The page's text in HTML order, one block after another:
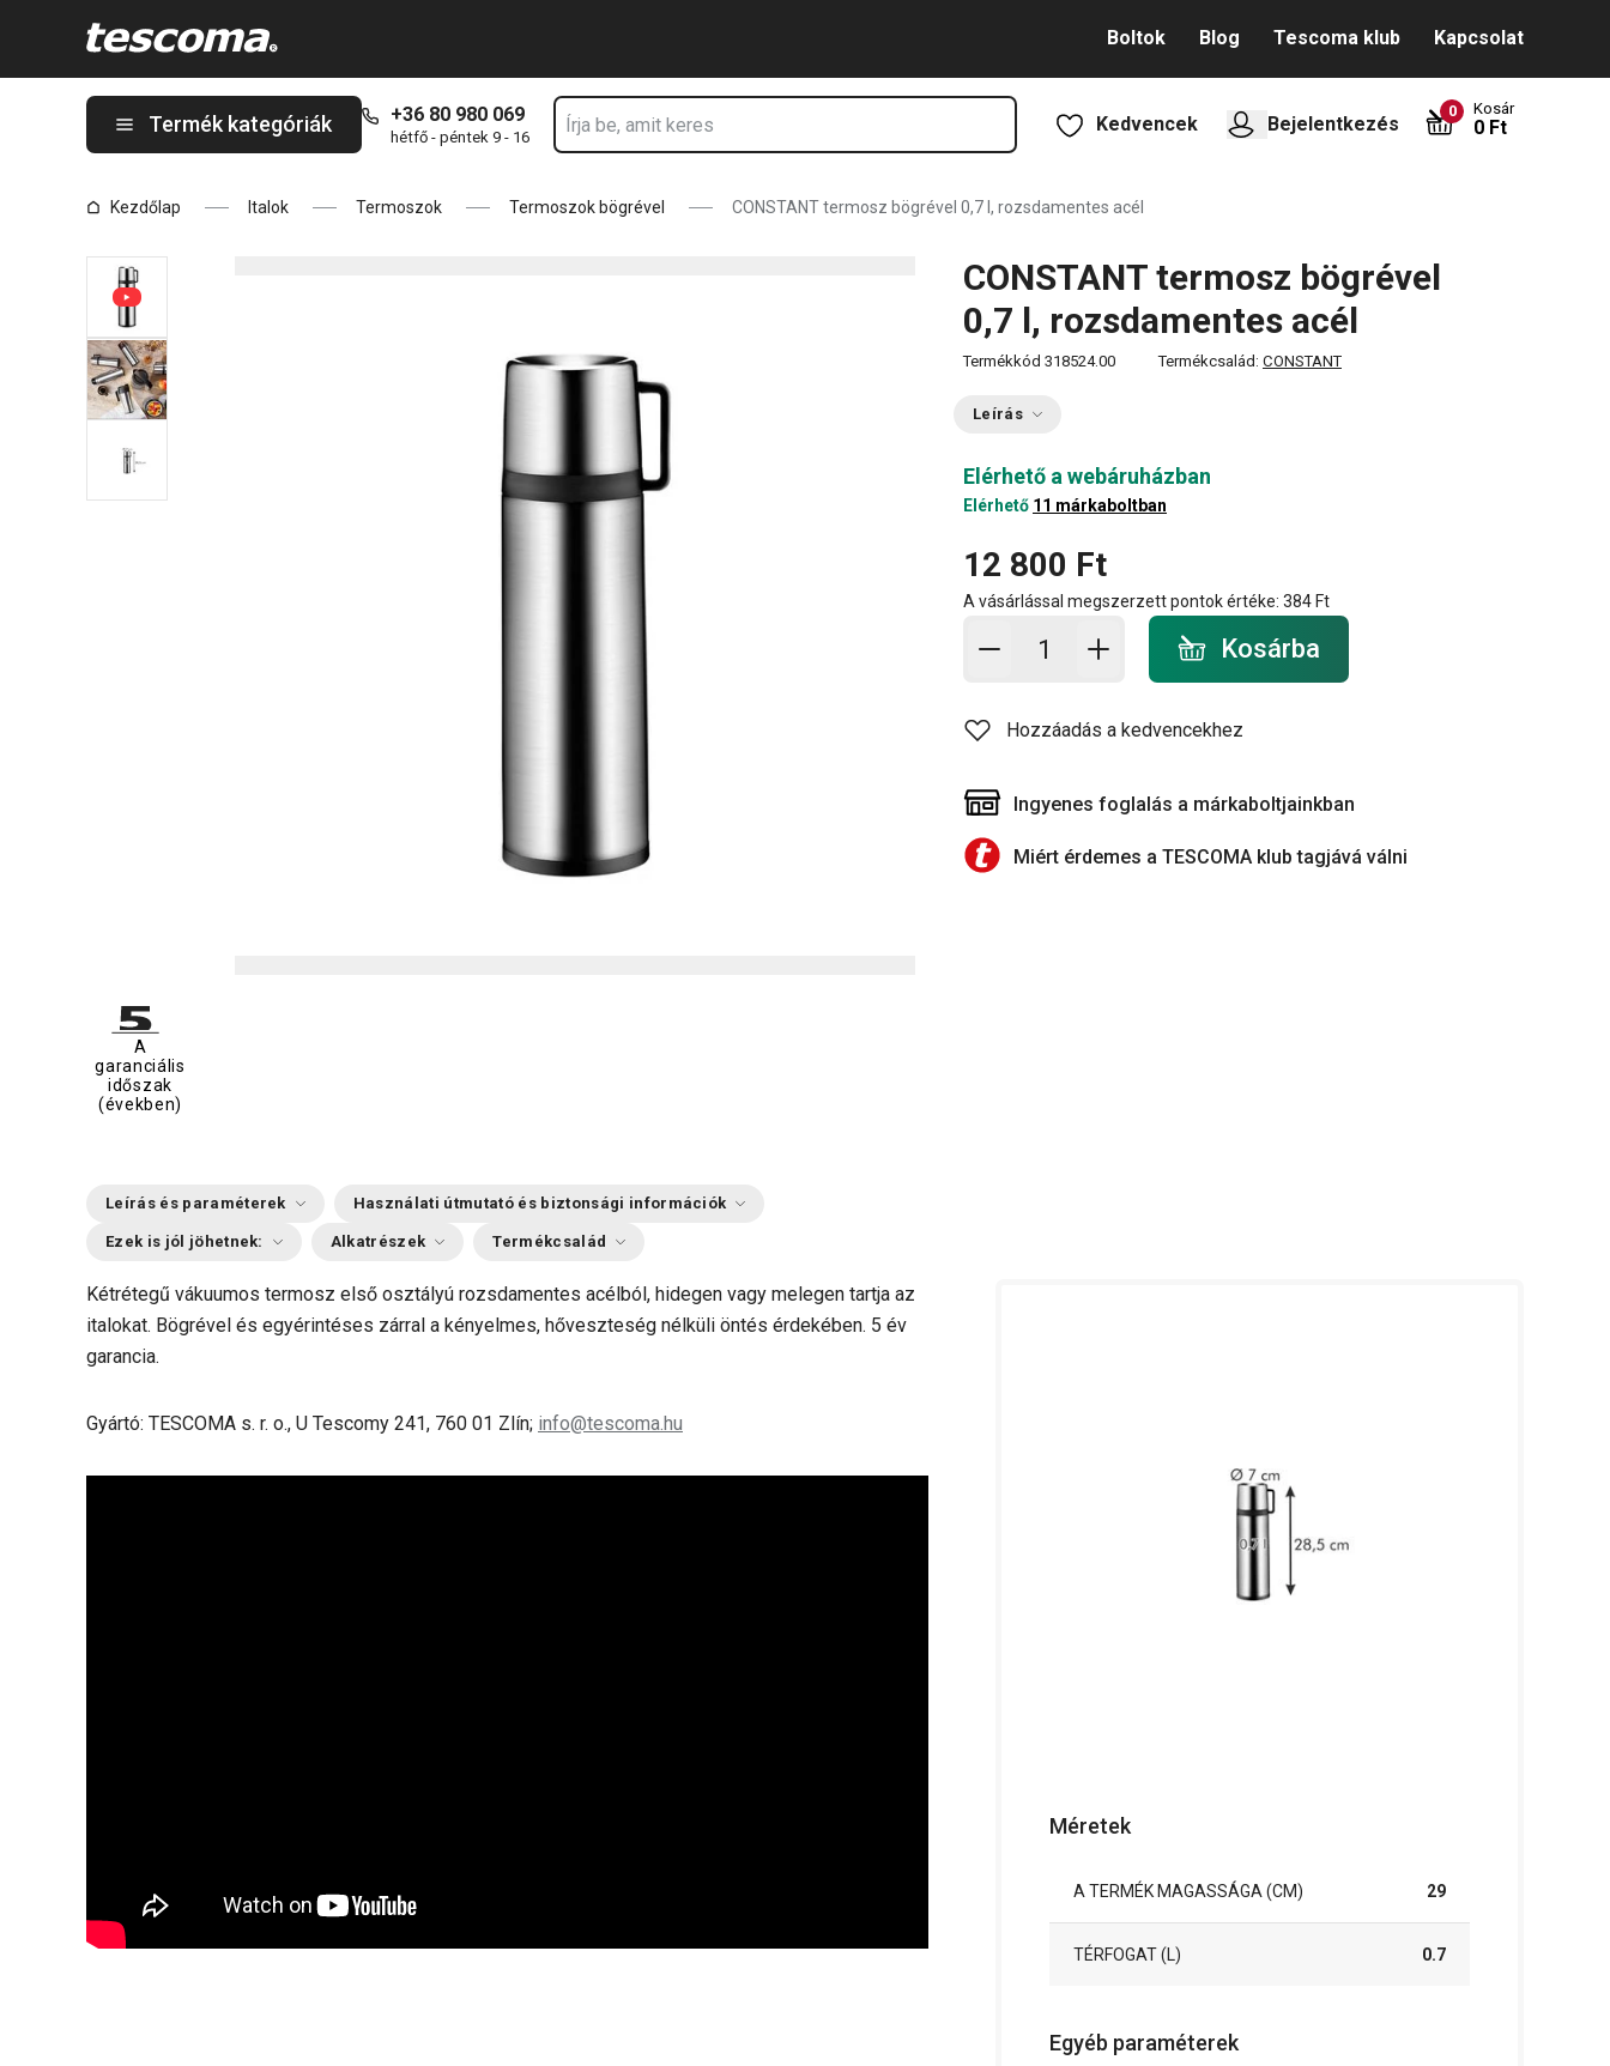
Boltok Blog Tescoma klub Kapcsolat
Termék kategóriák +36 80 980 069
hétfő - péntek 9 - 16
Kedvencek Bejelentkezés
0 Kosár
0 Ft
Kezdőlap Italok Termoszok Termoszok bögrével CONSTANT termosz bögrével 0,7 l, rozsdamentes acél
CONSTANT termosz bögrével
0,7 l, rozsdamentes acél
Termékkód 318524.00 Termékcsalád: CONSTANT
Leírás
Elérhető a webáruházban
Elérhető 11 márkaboltban
12 800 Ft
A vásárlással megszerzett pontok értéke: 384 Ft
Kosárba - mennyiség
Kosárba
Hozzáadás a kedvencekhez
Ingyenes foglalás a márkaboltjainkban
Miért érdemes a TESCOMA klub tagjává válni
A
garanciális
időszak
(években)
Leírás és paraméterek Használati útmutató és biztonsági információk
Ezek is jól jöhetnek: Alkatrészek Termékcsalád
Kétrétegű vákuumos termosz első osztályú rozsdamentes acélból, hidegen vagy melegen tartja az
italokat. Bögrével és egyérintéses zárral a kényelmes, hőveszteség nélküli öntés érdekében. 5 év
garancia.
Gyártó: TESCOMA s. r. o., U Tescomy 241, 760 01 Zlín; info@tescoma.hu
Méretek
A TERMÉK MAGASSÁGA (CM) 29
TÉRFOGAT (L) 0.7
Egyéb paraméterek